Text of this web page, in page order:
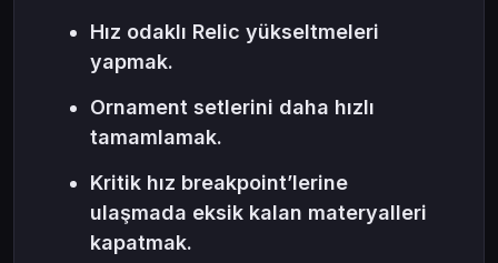
Hız odaklı Relic yükseltmeleri
yapmak.
Ornament setlerini daha hızlı
tamamlamak.
Kritik hız breakpoint’lerine
ulaşmada eksik kalan materyalleri
kapatmak.